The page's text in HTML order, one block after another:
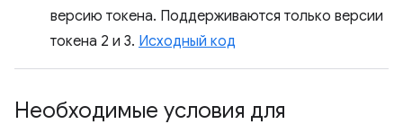
версию токена. Поддерживаются только версии
токена 2 и 3. Исходный код
Необходимые условия для